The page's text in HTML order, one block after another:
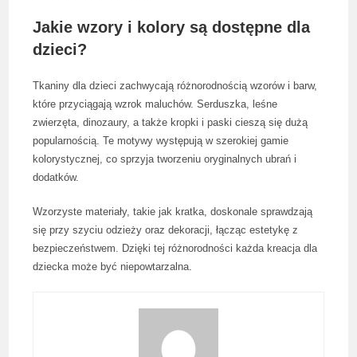
Jakie wzory i kolory są dostępne dla
dzieci?
Tkaniny dla dzieci zachwycają różnorodnością wzorów i barw,
które przyciągają wzrok maluchów. Serduszka, leśne
zwierzęta, dinozaury, a także kropki i paski cieszą się dużą
popularnością. Te motywy występują w szerokiej gamie
kolorystycznej, co sprzyja tworzeniu oryginalnych ubrań i
dodatków.
Wzorzyste materiały, takie jak kratka, doskonale sprawdzają
się przy szyciu odzieży oraz dekoracji, łącząc estetykę z
bezpieczeństwem. Dzięki tej różnorodności każda kreacja dla
dziecka może być niepowtarzalna.